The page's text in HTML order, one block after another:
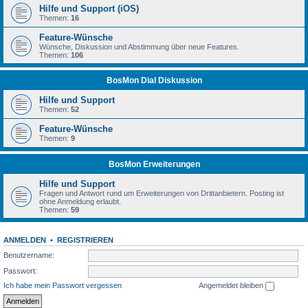
Hilfe und Support (iOS)
Themen: 16
Feature-Wünsche
Wünsche, Diskussion und Abstimmung über neue Features.
Themen: 106
BosMon Dial Diskussion
Hilfe und Support
Themen: 52
Feature-Wünsche
Themen: 9
BosMon Erweiterungen
Hilfe und Support
Fragen und Antwort rund um Erweiterungen von Drittanbietern. Posting ist
ohne Anmeldung erlaubt.
Themen: 59
ANMELDEN • REGISTRIEREN
Benutzername:
Passwort:
Ich habe mein Passwort vergessen
Angemeldet bleiben